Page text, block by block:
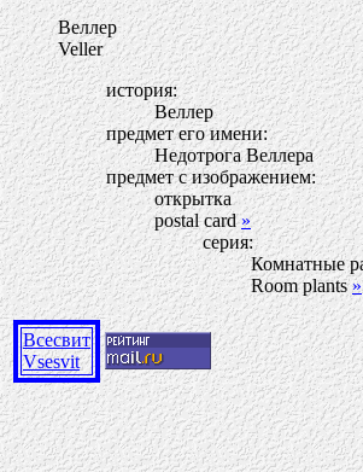
Веллер
Veller
история:
Веллер
предмет его имени:
Недотрога Веллера
предмет с изображением:
открытка
postal card»
серия:
Комнатные
Room plants»
Всесвит
Vsesvit